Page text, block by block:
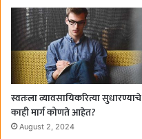
स्वतःला व्यावसायिकरित्या सुधारण्याचे
काही मार्ग कोणते आहेत?
August 2, 2024